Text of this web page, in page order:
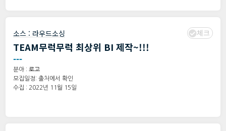
소스 : 라우드소싱 체크
TEAM무럭무럭 최상위 BI 제작~!!!
---
분야 : 로고
모집일정: 출처에서 확인
수집 : 2022년 11월 15일